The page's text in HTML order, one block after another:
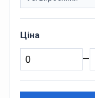
Ціна
—